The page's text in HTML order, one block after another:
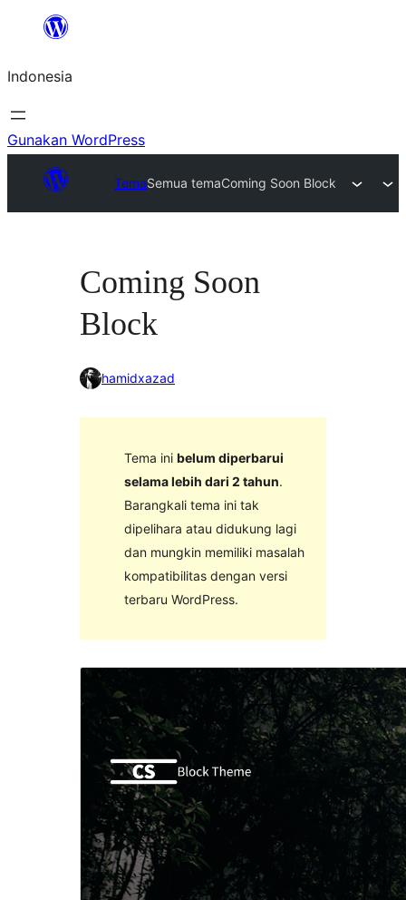
Lewati
konten
Indonesia
Gunakan WordPress
TemaSemua temaComing Soon Block
Coming Soon
Block
hamidxazad
Tema ini belum diperbarui
selama lebih dari 2 tahun.
Barangkali tema ini tak
dipelihara atau didukung lagi
dan mungkin memiliki masalah
kompatibilitas dengan versi
terbaru WordPress.